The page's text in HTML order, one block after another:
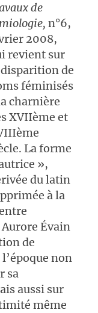
de
ogie, n°6,
2008,
revient sur
de
féminisés
charnière
XVIIème et
La forme
»,
du latin
à la
Évain
de
l’époque non
sa
aussi sur
même